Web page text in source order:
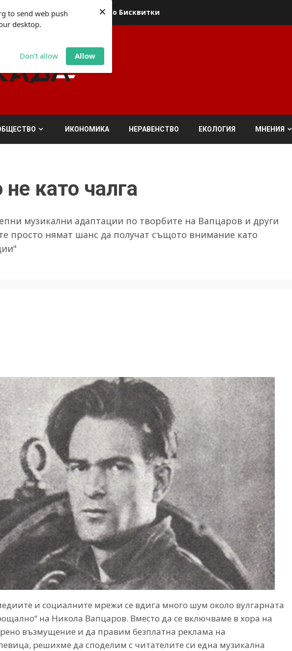
to send web push
desktop.
Don't allow Allow
×
реклама Политика относно Бисквитки
ИКОНОМИКА НЕРАВЕНСТВО ЕКОЛОГИЯ МНЕНИЯ
като чалга
музикални адаптации по творбите на Вапцаров и други
просто нямат шанс да получат същото внимание като
и социалните мрежи се вдига много шум около вулгарната
на Никола Вапцаров. Вместо да се включваме в хора на
възмущение и да правим безплатна реклама на
решихме да споделим с читателите си една музикална